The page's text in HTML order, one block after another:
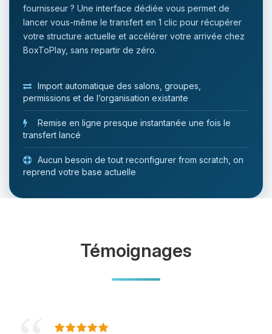
fournisseur ? Une interface dédiée vous permet de
lancer vous-même le transfert en 1 clic pour récupérer
votre structure actuelle et accélérer votre arrivée chez
BoxToPlay, sans repartir de zéro.
Import automatique des salons, groupes,
permissions et de l’organisation existante
Remise en ligne presque instantanée une fois le
transfert lancé
Aucun besoin de tout reconfigurer from scratch, on
reprend votre base actuelle
Témoignages